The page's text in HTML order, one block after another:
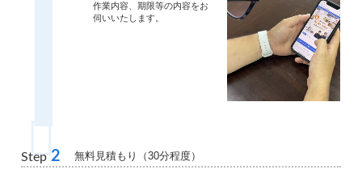
作業内容、期限等の内容をお
伺いいたします。
Step 2 無料見積もり（30分程度）